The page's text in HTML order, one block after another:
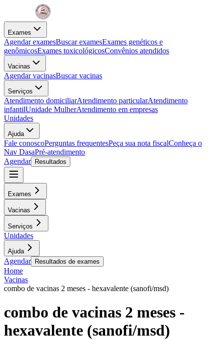
Exames
Agendar examesBuscar examesExames genéticos e
genômicosExames toxicológicosConvênios atendidos
Vacinas
Agendar vacinasBuscar vacinas
Serviços
Atendimento domiciliarAtendimento particularAtendimento
infantilUnidade MulherAtendimento em empresas
Unidades
Ajuda
Fale conoscoPerguntas frequentesPeça sua nota fiscalConheça o
Nav DasaPré-atendimento
Agendar
Resultados
Exames
Vacinas
Serviços
Unidades
Ajuda
Agendar Resultados de exames
Home
Vacinas
combo de vacinas 2 meses - hexavalente (sanofi/msd)
combo de vacinas 2 meses -
hexavalente (sanofi/msd)